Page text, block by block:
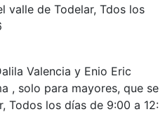
valle de Todelar, Tdos los
Valencia y Enio Eric
, solo para mayores, que se
Todos los días de 9:00 a 12: